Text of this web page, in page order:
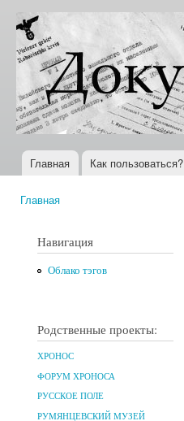
Документы
XX века
Всемирная
история в
Интернете
Главное меню
Главная Как пользоваться?
Главная
Навигация
Облако тэгов
Родственные проекты:
ХРОНОС
ФОРУМ ХРОНОСА
РУССКОЕ ПОЛЕ
РУМЯНЦЕВСКИЙ МУЗЕЙ